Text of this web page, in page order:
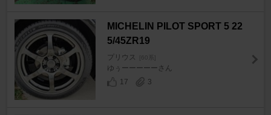
MICHELIN PILOT SPORT 5 22
5/45ZR19
プリウス [60系]
ゆぅーーーーーさん
17
3